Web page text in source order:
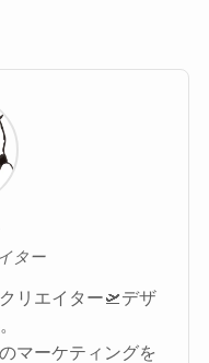
ター
リエイター🛫デザ
マーケティングを